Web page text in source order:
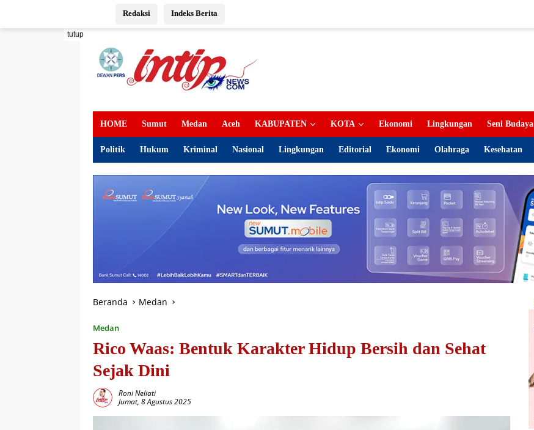
Redaksi Indeks Berita
tutup
HOME Sumut Medan Aceh KABUPATEN KOTA Ekonomi Lingkungan Seni Budaya
Politik Hukum Kriminal Nasional Lingkungan Editorial Ekonomi Olahraga Kesehatan
Beranda Medan
Medan
Rico Waas: Bentuk Karakter Hidup Bersih dan Sehat
Sejak Dini
Roni Neliati
Jumat, 8 Agustus 2025